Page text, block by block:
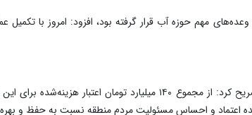
مهم حوزه آب قرار گرفته بود، افزود: امروز با
اعتماد و احساس مسئولیت مردم منطقه نسبت به حفظ و